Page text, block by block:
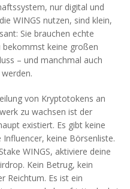
nur digital und
WINGS nutzen, sind klein,
Sie brauchen echte
bekommst keine großen
– und manchmal auch
von Kryptotokens an
zu wachsen ist der
existiert. Es gibt keine
keine Börsenliste.
WINGS, aktiviere deine
Kein Betrug, kein
Reichtum. Es ist ein